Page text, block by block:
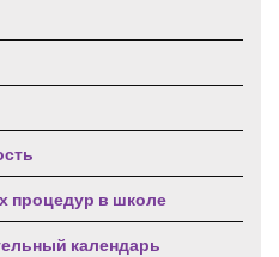
процедур в школе
календарь